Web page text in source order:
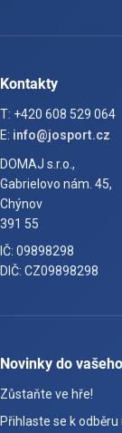
Kontakty
T: +420 608 529 064
E: info@josport.cz
DOMAJ s.r.o.,
Gabrielovo nám. 45,
Chýnov
391 55
IČ: 09898298
DIČ: CZ09898298
Novinky do
Zůstaňte ve hře!
Přihlaste se k